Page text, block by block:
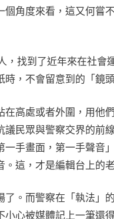
個角度來看，這又何嘗
，找到了近年來在社
，不會留意到的「鏡
在高處或者外圍，用
民眾與警察交界的前
一手畫面，第一手聲音
這，才是編輯台上的
了。而警察在「執法」
小心被媒體記上一筆還